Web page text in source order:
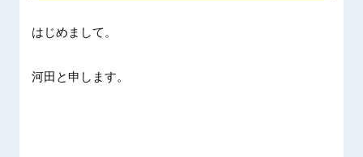
はじめまして。
河田と申します。